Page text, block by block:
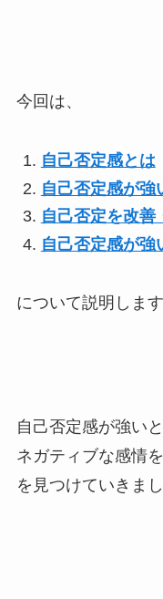
今回は、
自己否定感とは
自己否定感が強
自己否定を改善
自己否定感が強
について説明します
自己否定感が強い
ネガティブな感情
を見つけていきまし